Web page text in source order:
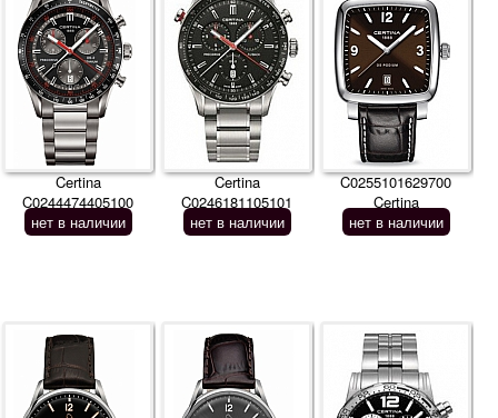
Certina
C0244474405100
нет в наличии
Certina
C0246181105101
нет в наличии
C0255101629700
Certina
нет в наличии